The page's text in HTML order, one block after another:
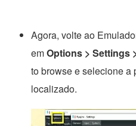
Agora, volte ao
emOptions > Settings
to browse e selecione a
localizado.